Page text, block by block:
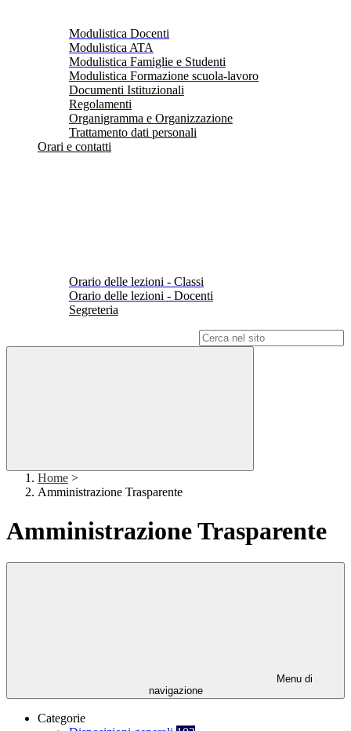
Modulistica Docenti
Modulistica ATA
Modulistica Famiglie e Studenti
Modulistica Formazione scuola-lavoro
Documenti Istituzionali
Regolamenti
Organigramma e Organizzazione
Trattamento dati personali
Orari e contatti
Orario delle lezioni - Classi
Orario delle lezioni - Docenti
Segreteria
Home >
Amministrazione Trasparente
Amministrazione Trasparente
Menu di
navigazione
Categorie